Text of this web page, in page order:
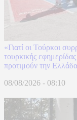
«Γιατί οι Τούρκοι
τουρκικής
προτιμούν την
08/08/2026 - 08:10